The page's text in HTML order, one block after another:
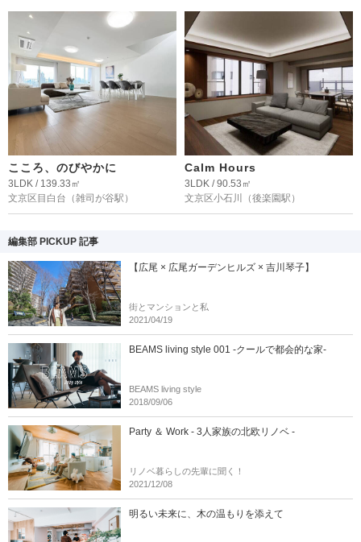
こころ、のびやかに
3LDK / 139.33㎡
文京区目白台 （雑司が谷駅）
Calm Hours
3LDK / 90.53㎡
文京区小石川
（後楽園駅）
編集部 PICKUP 記事
【広尾 × 広尾ガーデンヒルズ × 吉川琴子】
街とマンションと私
2021/04/19
BEAMS living style 001 -クールで都会的な家-
BEAMS living style
2018/09/06
Party ＆ Work - 3人家族の北欧リノベ -
リノベ暮らしの先輩に聞く！
2021/12/08
明るい未来に、木の温もりを添えて